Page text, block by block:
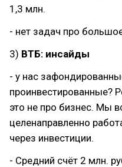
1,3 млн.
- нет задач про
3) ВТБ: инсайды
- у нас
проинвестированные?
это не про бизнес. Мы
целенаправленно
через инвестиции.
- Средний счёт 2 млн.